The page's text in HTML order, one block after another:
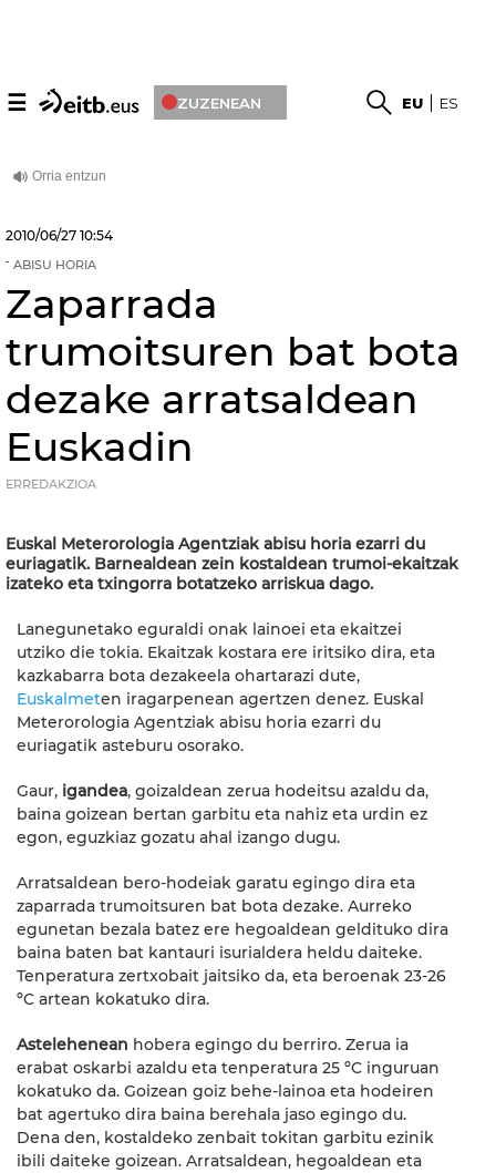
☰ ZUZENEAN EU ES
2010/06/27 10:54
ABISU HORIA
Zaparrada
trumoitsuren bat bota
dezake arratsaldean
Euskadin
ERREDAKZIOA
Euskal Meterorologia Agentziak abisu horia ezarri du
euriagatik. Barnealdean zein kostaldean trumoi-ekaitzak
izateko eta txingorra botatzeko arriskua dago.
Lanegunetako eguraldi onak lainoei eta ekaitzei
utziko die tokia. Ekaitzak kostara ere iritsiko dira, eta
kazkabarra bota dezakeela ohartarazi dute,
Euskalmeten iragarpenean agertzen denez. Euskal
Meterorologia Agentziak abisu horia ezarri du
euriagatik asteburu osorako.
Gaur, igandea, goizaldean zerua hodeitsu azaldu da,
baina goizean bertan garbitu eta nahiz eta urdin ez
egon, eguzkiaz gozatu ahal izango dugu.
Arratsaldean bero-hodeiak garatu egingo dira eta
zaparrada trumoitsuren bat bota dezake. Aurreko
egunetan bezala batez ere hegoaldean geldituko dira
baina baten bat kantauri isurialdera heldu daiteke.
Tenperatura zertxobait jaitsiko da, eta beroenak 23-26
ºC artean kokatuko dira.
Astelehenean hobera egingo du berriro. Zerua ia
erabat oskarbi azaldu eta tenperatura 25 ºC inguruan
kokatuko da. Goizean goiz behe-lainoa eta hodeiren
bat agertuko dira baina berehala jaso egingo du.
Dena den, kostaldeko zenbait tokitan garbitu ezinik
ibili daiteke goizean. Arratsaldean, hegoaldean eta